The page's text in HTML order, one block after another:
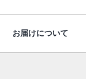
お届けについて